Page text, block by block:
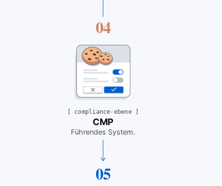
04
compliance-ebene]
CMP
Führendes System.
05